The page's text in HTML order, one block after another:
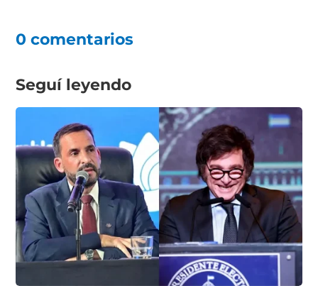
0 comentarios
Seguí leyendo